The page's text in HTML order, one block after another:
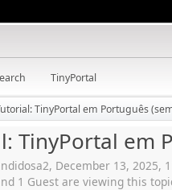
TinyPortal
TinyPortal em Português
TinyPortal em
December 13, 2025,
1 Guest are viewing this